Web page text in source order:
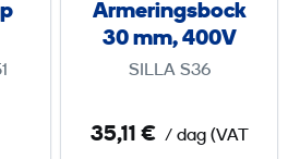
g
c
Armeringsbock
30 mm, 400V
SILLA S36
35,11 € / dag (VAT